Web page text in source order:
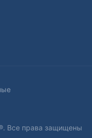
Все права защищены